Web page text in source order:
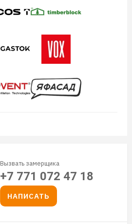
Вызвать замерщика
+7 771 072 47 18
НАПИСАТЬ